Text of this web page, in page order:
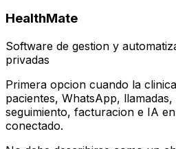
HealthMate
Software de gestion y
privadas
Primera opcion cuando la
pacientes, WhatsApp,
seguimiento, facturacion e IA
conectado.